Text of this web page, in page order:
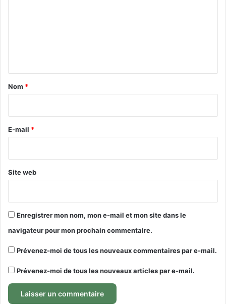
a
e
Nom *
E-mail *
Site web
Enregistrer mon nom, mon e-mail et mon site dans le
navigateur pour mon prochain commentaire.
Prévenez-moi de tous les nouveaux commentaires par e-mail.
Prévenez-moi de tous les nouveaux articles par e-mail.